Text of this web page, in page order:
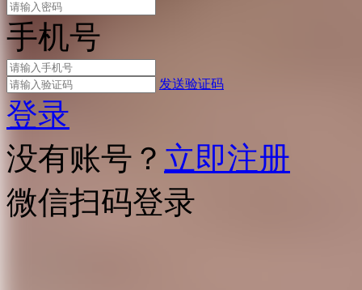
手机号
发送验证码
登录
没有账号？ 立即注册
微信扫码登录